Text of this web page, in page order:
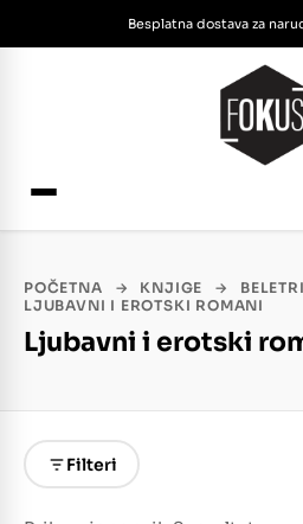
Besplatna dostava za
POČETNA → KNJIGE →
LJUBAVNI I EROTSKI ROMANI
Ljubavni i erotski
Filteri